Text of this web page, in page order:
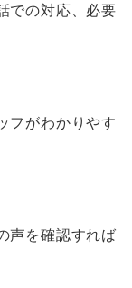
での対応、必要
フがわかりやす
声を確認すれば